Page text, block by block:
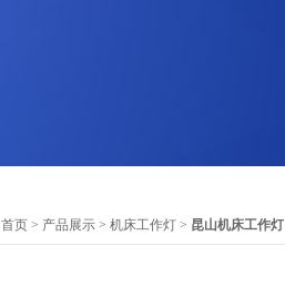
首页 > 产品展示 > 机床工作灯 > 昆山机床工作灯